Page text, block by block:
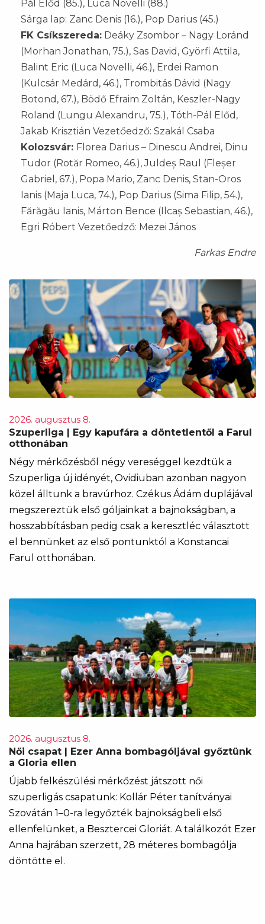
Pál Előd (85.), Luca Novelli (88.)
Sárga lap: Zanc Denis (16.), Pop Darius (45.)
FK Csíkszereda: Deáky Zsombor – Nagy Loránd
(Morhan Jonathan, 75.), Sas David, Györfi Attila,
Balint Eric (Luca Novelli, 46.), Erdei Ramon
(Kulcsár Medárd, 46.), Trombitás Dávid (Nagy
Botond, 67.), Bödő Efraim Zoltán, Keszler-Nagy
Roland (Lungu Alexandru, 75.), Tóth-Pál Előd,
Jakab Krisztián Vezetőedző: Szakál Csaba
Kolozsvár: Florea Darius – Dinescu Andrei, Dinu
Tudor (Rotăr Romeo, 46.), Juldeș Raul (Fleșer
Gabriel, 67.), Popa Mario, Zanc Denis, Stan-Oros
Ianis (Maja Luca, 74.), Pop Darius (Sima Filip, 54.),
Fărăgău Ianis, Márton Bence (Ilcaș Sebastian, 46.),
Egri Róbert Vezetőedző: Mezei János
Farkas Endre
2026. augusztus 8.
Szuperliga | Egy kapufára a döntetlentől a Farul
otthonában
Négy mérkőzésből négy vereséggel kezdtük a
Szuperliga új idényét, Ovidiuban azonban nagyon
közel álltunk a bravúrhoz. Czékus Ádám duplájával
megszereztük első góljainkat a bajnokságban, a
hosszabbításban pedig csak a keresztléc választott
el bennünket az első pontunktól a Konstancai
Farul otthonában.
2026. augusztus 8.
Női csapat | Ezer Anna bombagóljával győztünk
a Gloria ellen
Újabb felkészülési mérkőzést játszott női
szuperligás csapatunk: Kollár Péter tanítványai
Szovátán 1–0-ra legyőzték bajnokságbeli első
ellenfelünket, a Besztercei Gloriát. A találkozót Ezer
Anna hajrában szerzett, 28 méteres bombagólja
döntötte el.